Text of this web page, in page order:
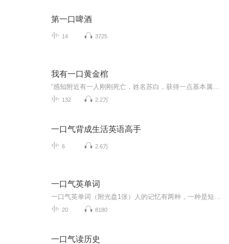
第一口啤酒
14 3725
我有一口黄金棺
132 2.2万
一口气背成生活英语高手
6 2.6万
一口气英单词
20 8180
一口气读历史